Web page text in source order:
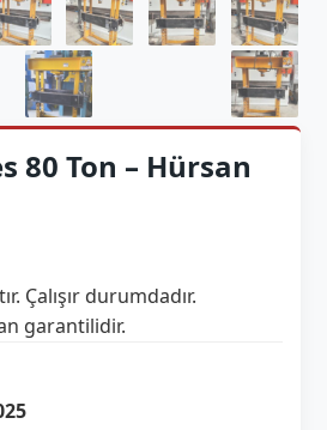
80 Ton – Hürsan
Çalışır durumdadır.
garantilidir.